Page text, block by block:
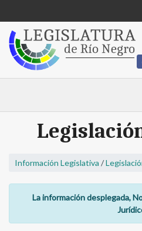
Información Legislativa /
La información desplegada,